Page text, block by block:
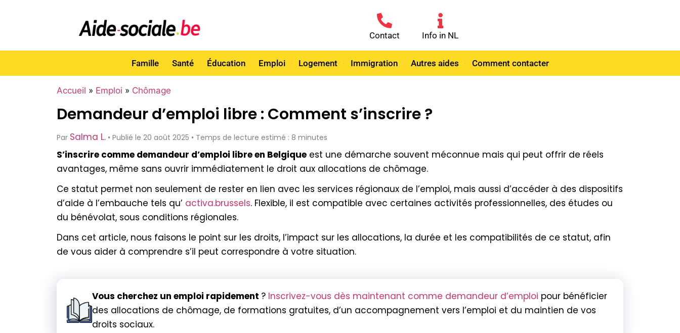
Contact Info in NL
Famille Santé Éducation Emploi Logement Immigration Autres aides Comment contacter
Accueil » Emploi » Chômage
Demandeur d’emploi libre : Comment s’inscrire ?
Par Salma L. • Publié le 20 août 2025 • Temps de lecture estimé : 8 minutes
S’inscrire comme demandeur d’emploi libre en Belgique est une démarche souvent méconnue mais qui peut offrir de réels
avantages, même sans ouvrir immédiatement le droit aux allocations de chômage.
Ce statut permet non seulement de rester en lien avec les services régionaux de l’emploi, mais aussi d’accéder à des dispositifs
d’aide à l’embauche tels qu’ activa.brussels. Flexible, il est compatible avec certaines activités professionnelles, des études ou
du bénévolat, sous conditions régionales.
Dans cet article, nous faisons le point sur les droits, l’impact sur les allocations, la durée et les compatibilités de ce statut, afin
de vous aider à comprendre s’il peut correspondre à votre situation.
Vous cherchez un emploi rapidement ? Inscrivez-vous dès maintenant comme demandeur d’emploi pour bénéficier
des allocations de chômage, de formations gratuites, d’un accompagnement vers l’emploi et du maintien de vos
droits sociaux.